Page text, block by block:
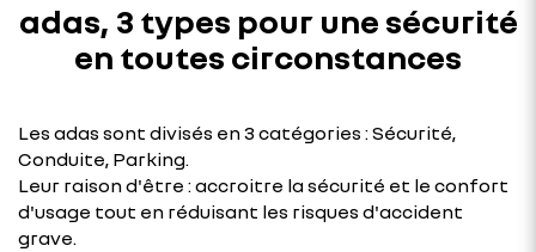
adas, 3 types pour une sécurité
en toutes circonstances
Les adas sont divisés en 3 catégories : Sécurité,
Conduite, Parking.
Leur raison d'être : accroitre la sécurité et le confort
d'usage tout en réduisant les risques d'accident
grave.